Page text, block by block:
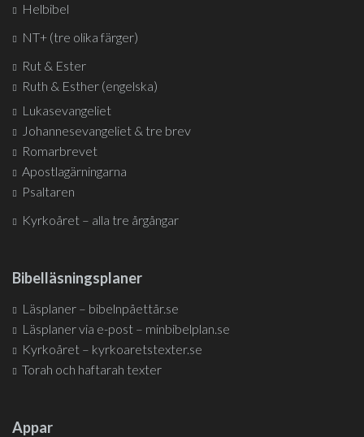
Helbibel
NT+ (tre olika färger)
Rut & Ester
Ruth & Esther (engelska)
Lukasevangeliet
Johannesevangeliet & tre brev
Romarbrevet
Apostlagärningarna
Psaltaren
Kyrkoåret – alla tre årgångar
Bibelläsningsplaner
Läsplaner – bibelnpåettår.se
Läsplaner via e-post – minbibelplan.se
Kyrkoåret – kyrkoaretstexter.se
Torah och haftarah texter
Appar